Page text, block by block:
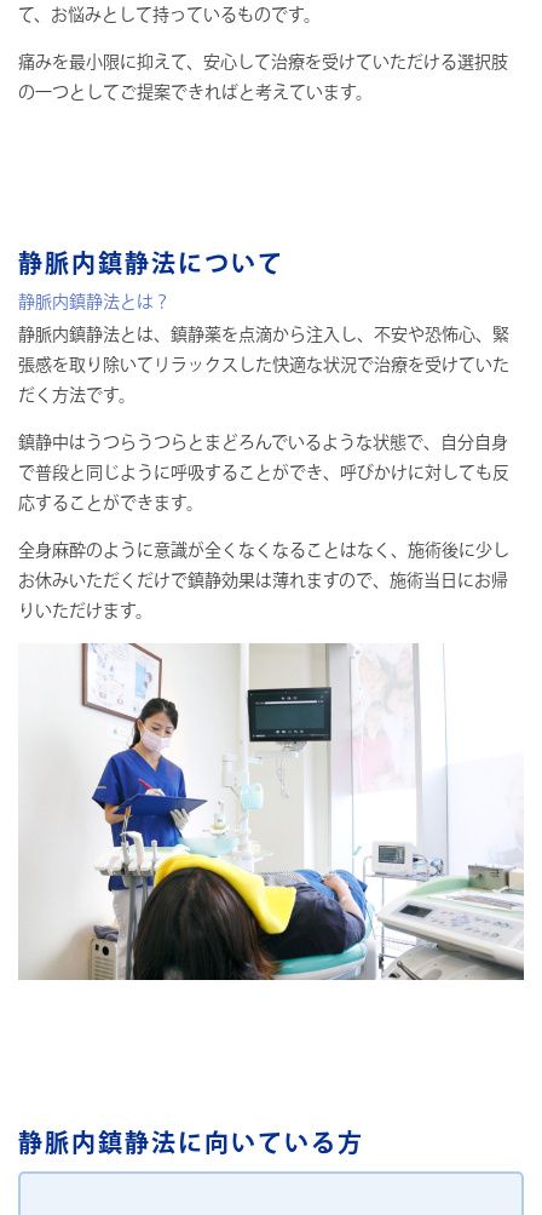
て、お悩みとして持っているものです。
痛みを最小限に抑えて、安⼼して治療を受けていただける選択肢
の⼀つとしてご提案できればと考えています。
静脈内鎮静法について
静脈内鎮静法とは？
静脈内鎮静法とは、鎮静薬を点滴から注⼊し、不安や恐怖⼼、緊
張感を取り除いてリラックスした快適な状況で治療を受けていた
だく⽅法です。
鎮静中はうつらうつらとまどろんでいるような状態で、⾃分⾃⾝
で普段と同じように呼吸することができ、呼びかけに対しても反
応することができます。
全⾝麻酔のように意識が全くなくなることはなく、施術後に少し
お休みいただくだけで鎮静効果は薄れますので、施術当⽇にお帰
りいただけます。
静脈内鎮静法に向いている⽅